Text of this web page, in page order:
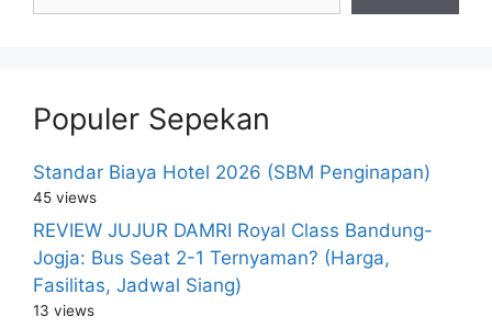
Populer Sepekan
Standar Biaya Hotel 2026 (SBM Penginapan)
45 views
REVIEW JUJUR DAMRI Royal Class Bandung-
Jogja: Bus Seat 2-1 Ternyaman? (Harga,
Fasilitas, Jadwal Siang)
13 views